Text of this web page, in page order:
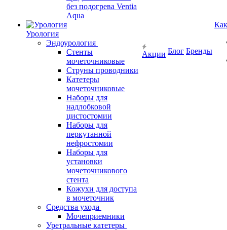
без подогрева Ventia
Aqua
Урология
Эндоурология
Стенты
мочеточниковые
Струны проводники
Катетеры
мочеточниковые
Наборы для
надлобковой
цистостомии
Наборы для
перкутанной
нефростомии
Наборы для
установки
мочеточникового
стента
Кожухи для доступа
в мочеточник
Средства ухода
Мочеприемники
Уретральные катетеры
Акции Блог Бренды